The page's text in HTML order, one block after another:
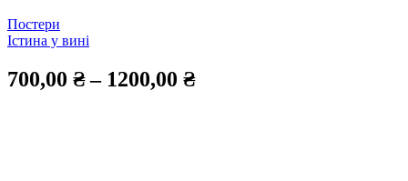
Постери
Істина у вині
700,00 ₴– 1200,00 ₴